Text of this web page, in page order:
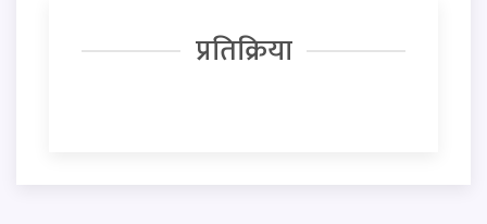
प्रतिक्रिया